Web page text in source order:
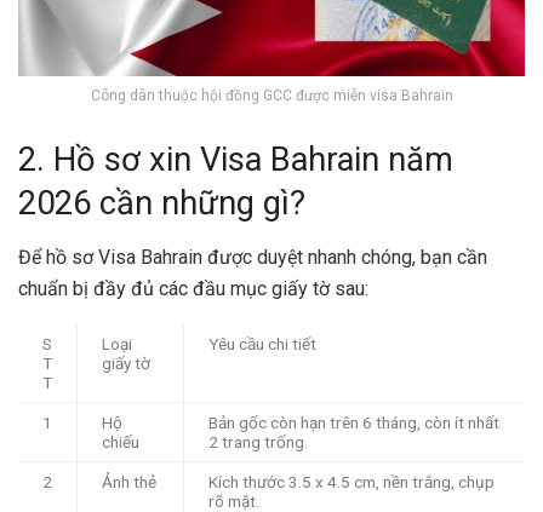
Công dân thuộc hội đồng GCC được miễn visa Bahrain
2. Hồ sơ xin Visa Bahrain năm
2026 cần những gì?
Để hồ sơ Visa Bahrain được duyệt nhanh chóng, bạn cần
chuẩn bị đầy đủ các đầu mục giấy tờ sau:
S
T
T
Loại
giấy tờ
Yêu cầu chi tiết
1
Hộ
chiếu
Bản gốc còn hạn trên 6 tháng, còn ít nhất
2 trang trống.
2 Ảnh thẻ
Kích thước 3.5 x 4.5 cm, nền trắng, chụp
rõ mặt.